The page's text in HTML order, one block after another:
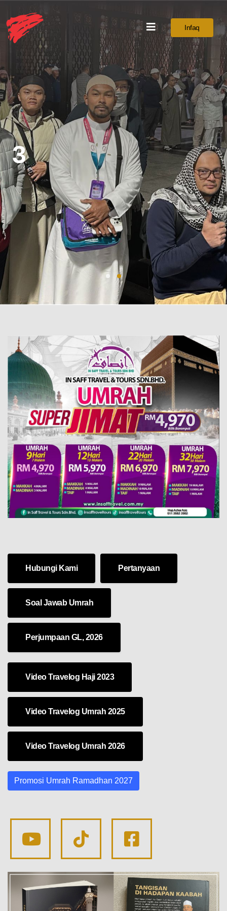
Infaq
3
Hubungi Kami Pertanyaan
Soal Jawab Umrah
Perjumpaan GL, 2026
Video Travelog Haji 2023
Video Travelog Umrah 2025
Video Travelog Umrah 2026
Promosi Umrah Ramadhan 2027
Official
Youtube
Official
TikTok
Official
TikTok